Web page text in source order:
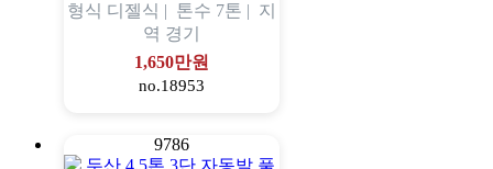
형식 디젤식 | 톤수 7톤 | 지
역 경기
1,650만원
no.18953
9786